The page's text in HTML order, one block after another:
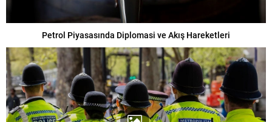
Petrol Piyasasında Diplomasi ve Akış Hareketleri